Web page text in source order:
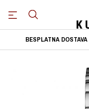
BESPLATNA DOSTAVA